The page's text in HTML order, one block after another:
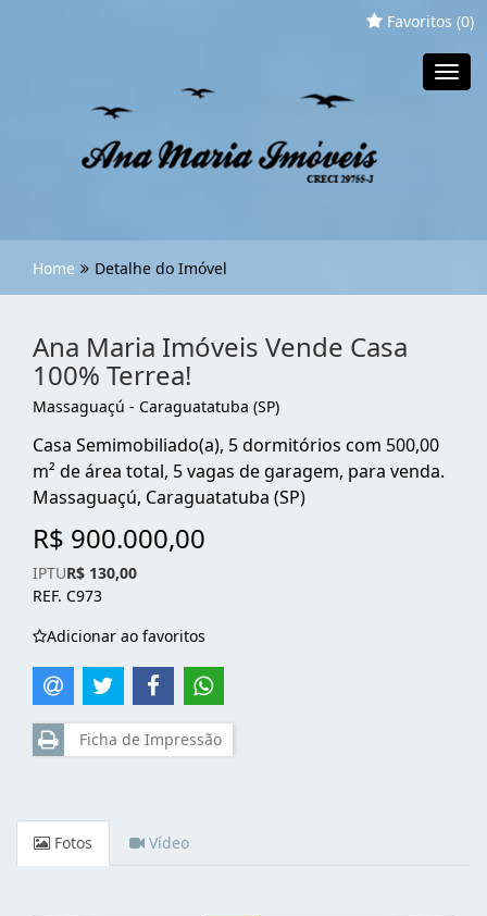
Favoritos (0)
Home Detalhe do Imóvel
Ana Maria Imóveis Vende Casa
100% Terrea!
Massaguaçú - Caraguatatuba (SP)
Casa Semimobiliado(a), 5 dormitórios com 500,00
m² de área total, 5 vagas de garagem, para venda.
Massaguaçú, Caraguatatuba (SP)
R$ 900.000,00
IPTUR$ 130,00
REF. C973
Adicionar ao favoritos
Ficha de Impressão
Fotos Vídeo